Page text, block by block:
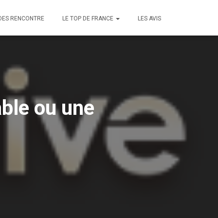
RENCONTRE LE TOP DE FRANCE LES AVIS
ou une